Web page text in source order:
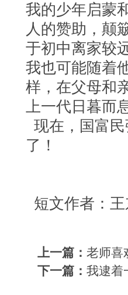
我的少年启蒙
人的赞助，颠
于初中离家较
我也可能随着
样，在父母和
上一代日暮而
现在，国富
了！
短文作者：
上一篇： 老师喜
下一篇： 我逮着